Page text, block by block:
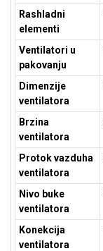
ALAT I
BAŠTA
OUTLET
KRIPTO
IGRAČKE
Rashladni
elementi
Ventilatori u
pakovanju
Dimenzije
ventilatora
Brzina
ventilatora
Protok vazduha
ventilatora
Nivo buke
ventilatora
Konekcija
ventilatora